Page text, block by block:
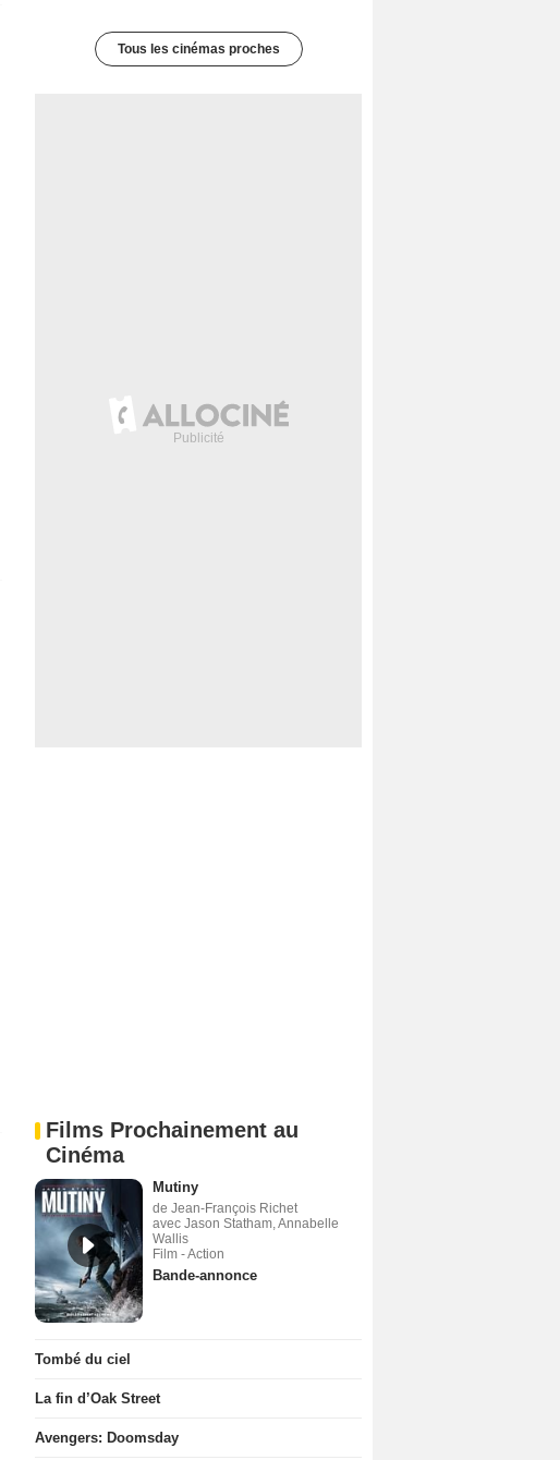
Tous les cinémas proches
Films Prochainement au
Cinéma
Mutiny
de Jean-François Richet
avec Jason Statham, Annabelle
Wallis
Film - Action
Bande-annonce
Tombé du ciel
La fin d’Oak Street
Avengers: Doomsday